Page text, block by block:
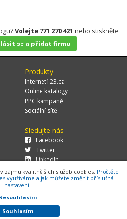
Volejte 771 270 421 nebo stiskněte
se a přidat firmu
Produkty
Internet123.cz
Online katalogy
PPC kampaně
Sociální sítě
Sledujte nás
Facebook
Twitter
LinkedIn
Za Potokem 46/4, 106 00 Praha 10, tel.:
verze 1.29.0.143,
Cookies
zájmu kvalitnějších služeb cookies. Pročtěte
využíváme a jak můžete změnit příslušná
nastavení.
Souhlasím